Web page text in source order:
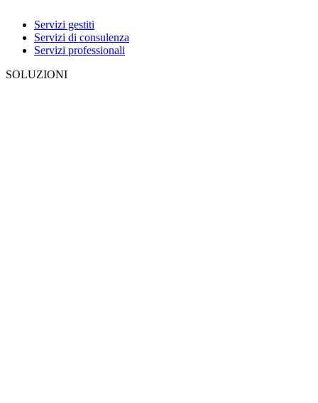
Servizi gestiti
Servizi di consulenza
Servizi professionali
SOLUZIONI